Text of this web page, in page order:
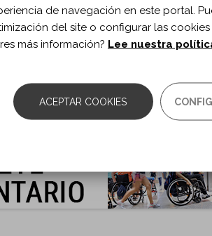
BIBLIOGRÁFICA
de documento:Artículo
documento: Castellano
25-31
de navegación en este portal.
del site o configurar las
más información? Lee nuestra
ACEPTAR COOKIES